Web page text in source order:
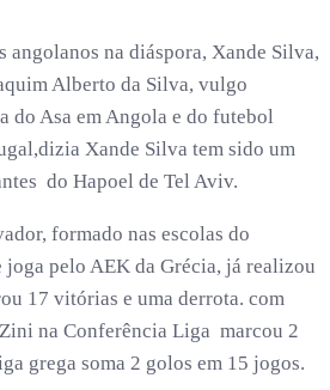
angolanos na diáspora, Xande Silva,
Alberto da Silva, vulgo
do Asa em Angola e do futebol
Xande Silva tem sido um
do Hapoel de Tel Aviv.
formado nas escolas do
pelo AEK da Grécia, já realizou
17 vitórias e uma derrota. com
na Conferência Liga marcou 2
grega soma 2 golos em 15 jogos.